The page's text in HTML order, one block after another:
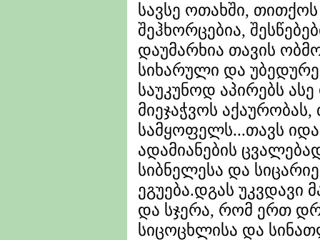
სავსე ოთახში,
შეჰხორცებია,
დაუმარხია თავის
სიხარული და
საუკუნოდ აპირებს
მიეჯაჭვოს
სამყოფელს...თავს
ადამიანების
სიბნელესა და
ეგუება.დგას უკვდავი
და სჯერა, რომ ერთ
სიცოცხლისა და